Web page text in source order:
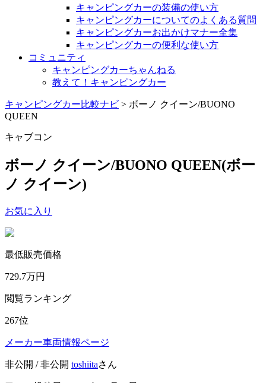
キャンピングカーの装備の使い方
キャンピングカーについてのよくある質問
キャンピングカーお出かけマナー全集
キャンピングカーの便利な使い方
コミュニティ
キャンピングカーちゃんねる
教えて！キャンピングカー
キャンピングカー比較ナビ > ボーノ クイーン/BUONO
QUEEN
キャブコン
ボーノ クイーン/BUONO QUEEN(ボー
ノ クイーン)
お気に入り
最低販売価格
729.7万円
閲覧ランキング
267位
メーカー車両情報ページ
非公開 / 非公開 toshiitaさん